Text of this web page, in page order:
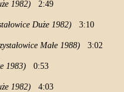
1982) 2:49
Duże 1982) 3:10
Małe 1988) 3:02
1983) 0:53
1982) 4:03